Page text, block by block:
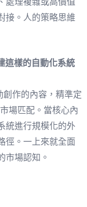
處理複雜或高價值
接。人的策略思維
這樣的自動化系統
作的內容，精準定
場匹配。當核心內
統進行規模化的外
徑。一上來就全面
市場認知。